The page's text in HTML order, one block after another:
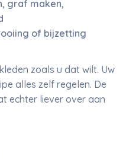
graf maken,
of bijzetting
zoals u dat wilt. Uw
alles zelf regelen. De
echter liever over aan